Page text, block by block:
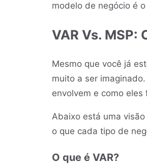
modelo de negócio é
VAR Vs. MSP:
Mesmo que você já
muito a ser
envolvem e como
Abaixo está uma
o que cada tipo de
O que é VAR?